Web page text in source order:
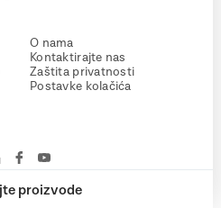
proizvode
O nama
Kontaktirajte nas
Zaštita privatnosti
Postavke kolačića